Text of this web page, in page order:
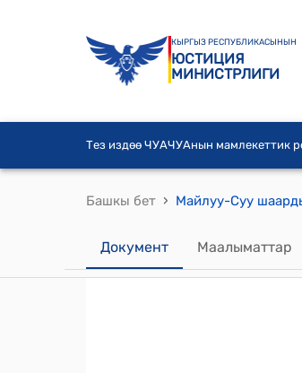
КЫРГЫЗ РЕСПУБЛИКАСЫНЫН
ЮСТИЦИЯ
МИНИСТРЛИГИ
Тез издөө ЧУАЧУАнын мамлекеттик
Башкы бет › Майлуу-Суу
Документ Маалыматтар